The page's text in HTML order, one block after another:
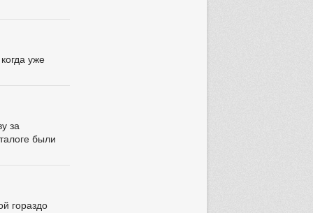
уже
за
были
гораздо